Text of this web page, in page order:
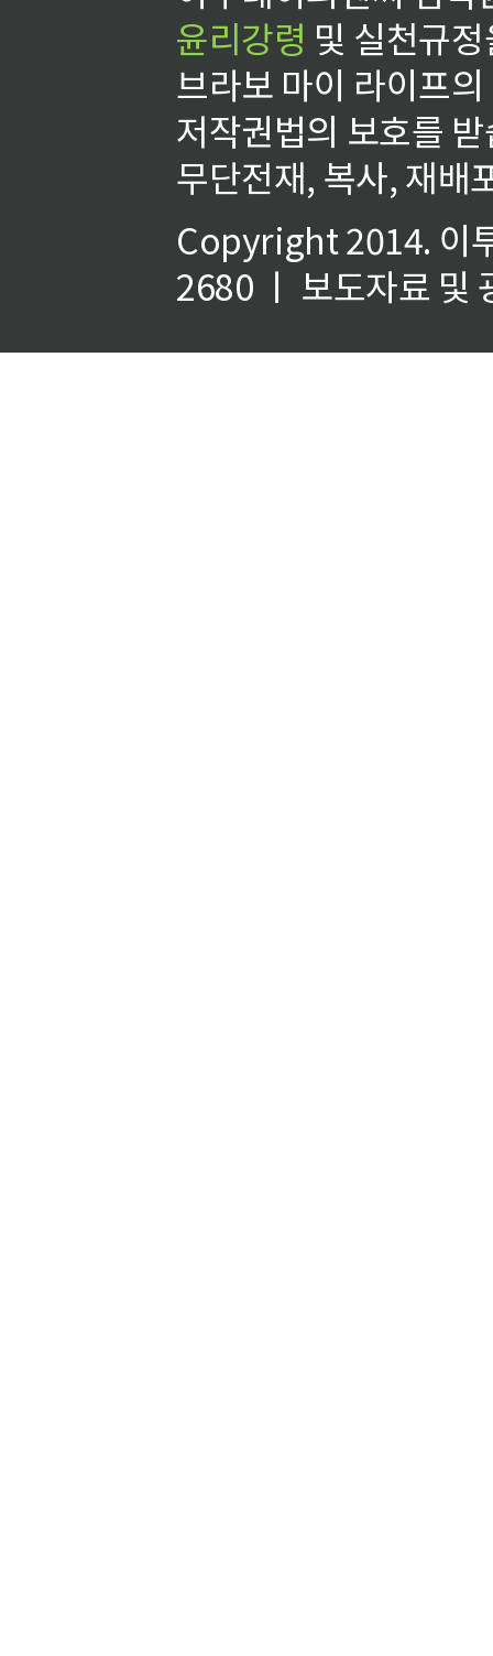
윤리강령 및 실천규
브라보 마이 라이프
저작권법의 보호를
무단전재, 복사, 재배
Copyright 2014. 이
2680 ㅣ 보도자료